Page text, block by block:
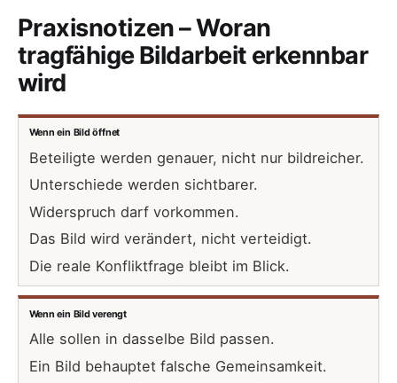
Praxisnotizen – Woran
tragfähige Bildarbeit erkennbar
wird
Wenn ein Bild öffnet
Beteiligte werden genauer, nicht nur bildreicher.
Unterschiede werden sichtbarer.
Widerspruch darf vorkommen.
Das Bild wird verändert, nicht verteidigt.
Die reale Konfliktfrage bleibt im Blick.
Wenn ein Bild verengt
Alle sollen in dasselbe Bild passen.
Ein Bild behauptet falsche Gemeinsamkeit.